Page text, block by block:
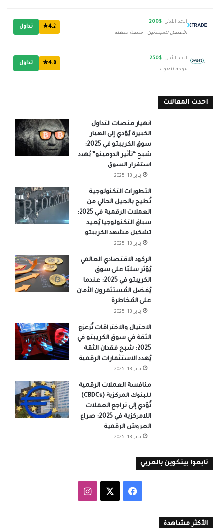
الحد الأدنى: $200
الأفضل للمبتدئين - منصة سهلة
4.2★ تداول
الحد الأدنى: $250
موجه للعرب
4.0★ تداول
احدث المقالات
انهيار منصات التداول
الكبيرة يُؤدي إلى انهيار
سوق الكريبتو في 2025:
شبح “تأثير الدومينو” يُهدد
استقرار السوق
يناير 13, 2025
التطورات التكنولوجية
تُطيح بالجيل الحالي من
العملات الرقمية في 2025:
سباق التكنولوجيا يُعيد
تشكيل مشهد الكريبتو
يناير 13, 2025
الركود الاقتصادي العالمي
يُؤثر سلبًا على سوق
الكريبتو في 2025: عندما
يُفضل المُستثمرون الأمان
على المُخاطرة
يناير 13, 2025
الاحتيال والاختراقات تُزعزع
الثقة في سوق الكريبتو في
2025: شبح فقدان الثقة
يُهدد الاستثمارات الرقمية
يناير 13, 2025
منافسة العملات الرقمية
للبنوك المركزية (CBDCs)
تُؤدي إلى تراجع العملات
اللامركزية في 2025: صراع
العروش الرقمية
يناير 13, 2025
تابعوا بيتكوين بالعربي
فيسبوك انستقرام
الأكثر مشاهدة